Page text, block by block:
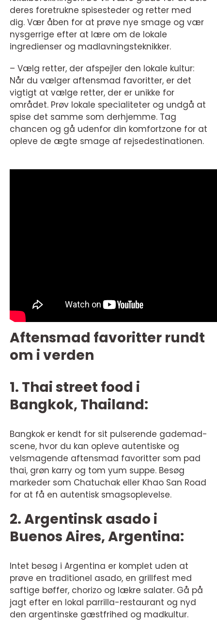
deres foretrukne spisesteder og retter med
dig. Vær åben for at prøve nye smage og vær
nysgerrige efter at lære om de lokale
ingredienser og madlavningsteknikker.
– Vælg retter, der afspejler den lokale kultur:
Når du vælger aftensmad favoritter, er det
vigtigt at vælge retter, der er unikke for
området. Prøv lokale specialiteter og undgå at
spise det samme som derhjemme. Tag
chancen og gå udenfor din komfortzone for at
opleve de ægte smage af rejsedestinationen.
Aftensmad favoritter rundt
om i verden
1. Thai street food i
Bangkok, Thailand:
Bangkok er kendt for sit pulserende gademad-
scene, hvor du kan opleve autentiske og
velsmagende aftensmad favoritter som pad
thai, grøn karry og tom yum suppe. Besøg
markeder som Chatuchak eller Khao San Road
for at få en autentisk smagsoplevelse.
2. Argentinsk asado i
Buenos Aires, Argentina:
Intet besøg i Argentina er komplet uden at
prøve en traditionel asado, en grillfest med
saftige bøffer, chorizo og lækre salater. Gå på
jagt efter en lokal parrilla-restaurant og nyd
den argentinske gæstfrihed og madkultur.